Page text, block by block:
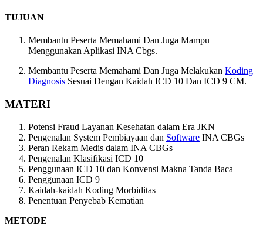
TUJUAN
Membantu Peserta Memahami Dan Juga Mampu
Menggunakan Aplikasi INA Cbgs.
Membantu Peserta Memahami Dan Juga Melakukan Koding
Diagnosis Sesuai Dengan Kaidah ICD 10 Dan ICD 9 CM.
MATERI
Potensi Fraud Layanan Kesehatan dalam Era JKN
Pengenalan System Pembiayaan dan Software INA CBGs
Peran Rekam Medis dalam INA CBGs
Pengenalan Klasifikasi ICD 10
Penggunaan ICD 10 dan Konvensi Makna Tanda Baca
Penggunaan ICD 9
Kaidah-kaidah Koding Morbiditas
Penentuan Penyebab Kematian
METODE